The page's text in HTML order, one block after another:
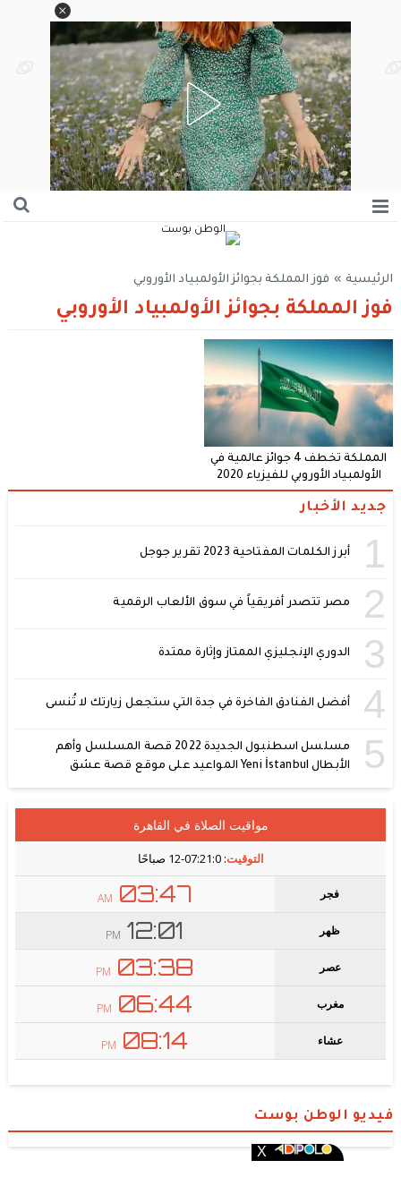
الرئيسية » فوز المملكة بجوائز الأولمبياد الأوروبي
فوز المملكة بجوائز الأولمبياد الأوروبي
المملكة تخطف 4 جوائز عالمية في
الأولمبياد الأوروبي للفيزياء 2020
جديد الأخبار
1 أبرز الكلمات المفتاحية 2023 تقرير جوجل
2 مصر تتصدر أفريقياً في سوق الألعاب الرقمية
3 الدوري الإنجليزي الممتاز وإثارة ممتدة
4 أفضل الفنادق الفاخرة في جدة التي ستجعل زيارتك لا تُنسى
5
مسلسل اسطنبول الجديدة 2022 قصة المسلسل وأهم
الأبطال Yeni İstanbul المواعيد على موقع قصة عشق
فيديو الوطن بوست